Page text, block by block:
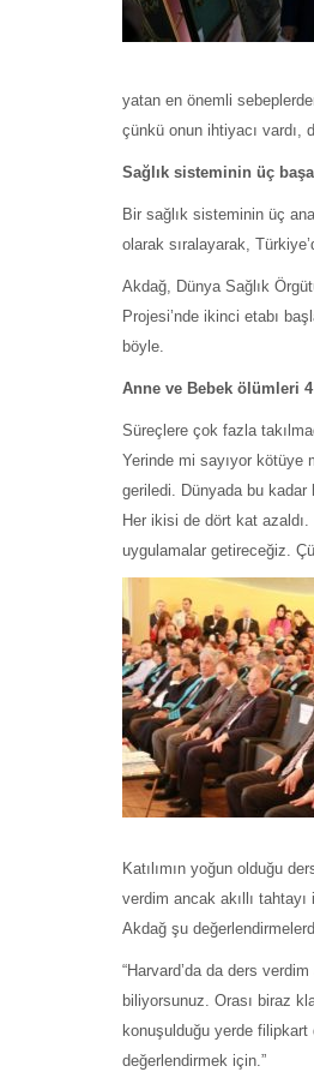
yatan en önemli
çünkü onun ihtiyacı vardı,
Sağlık sisteminin üç
Bir sağlık sisteminin üç
olarak sıralayarak,
Akdağ, Dünya Sağlık
Projesi’nde ikinci etabı
böyle.
Anne ve Bebek ölümleri
Süreçlere çok fazla
Yerinde mi sayıyor kötüye
geriledi. Dünyada bu kadar
Her ikisi de dört kat
uygulamalar getireceğiz.
Katılımın yoğun olduğu
verdim ancak akıllı
Akdağ şu
“Harvard’da da ders
biliyorsunuz. Orası biraz
konuşulduğu yerde filipkart
değerlendirmek için.”